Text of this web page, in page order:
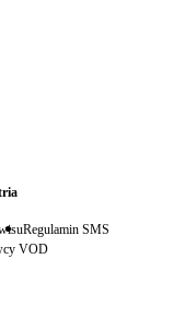
Regulamin SMS
VOD